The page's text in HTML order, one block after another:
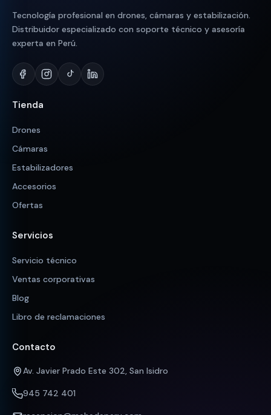
Tecnología profesional en drones, cámaras y estabilización.
Distribuidor especializado con soporte técnico y asesoría
experta en Perú.
Tienda
Drones
Cámaras
Estabilizadores
Accesorios
Ofertas
Servicios
Servicio técnico
Ventas corporativas
Blog
Libro de reclamaciones
Contacto
Av. Javier Prado Este 302, San Isidro
945 742 401